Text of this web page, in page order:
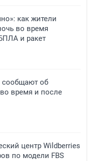
как жители
во время
и ракет
сообщают об
время и после
центр Wildberries
по модели FBS